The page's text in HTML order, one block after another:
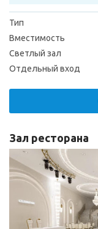
Тип
Вместимость
Светлый зал
Отдельный вход
Зал ресторана